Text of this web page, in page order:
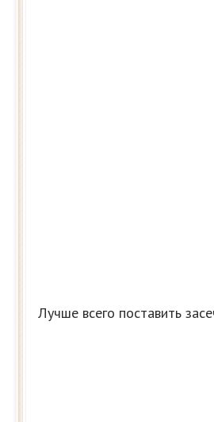
Лучше всего поставить